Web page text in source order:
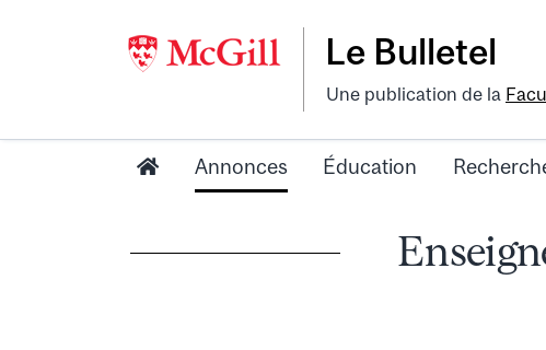
Le Bulletel
Une publication de la
Annonces Éducation